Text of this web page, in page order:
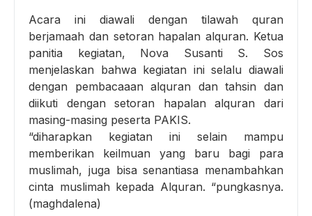
Acara ini diawali dengan tilawah quran
berjamaah dan setoran hapalan alquran. Ketua
panitia kegiatan, Nova Susanti S. Sos
menjelaskan bahwa kegiatan ini selalu diawali
dengan pembacaaan alquran dan tahsin dan
diikuti dengan setoran hapalan alquran dari
masing-masing peserta PAKIS.
“diharapkan kegiatan ini selain mampu
memberikan keilmuan yang baru bagi para
muslimah, juga bisa senantiasa menambahkan
cinta muslimah kepada Alquran. “pungkasnya.
(maghdalena)